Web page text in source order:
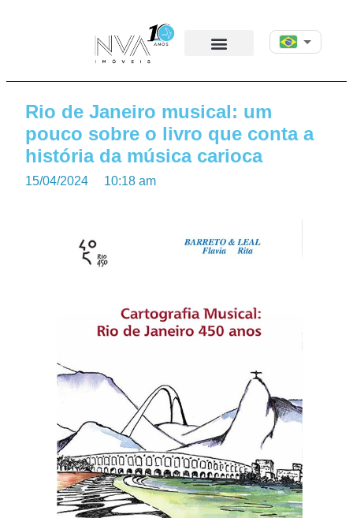
Rio de Janeiro musical: um
pouco sobre o livro que conta a
história da música carioca
15/04/2024 10:18 am